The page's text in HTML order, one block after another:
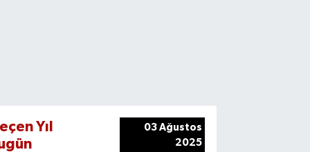
Yıl
03 Ağustos
2025